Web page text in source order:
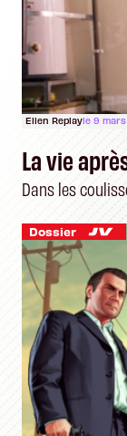
Ellen Replayle 9
La vie
Dans les
Dossier